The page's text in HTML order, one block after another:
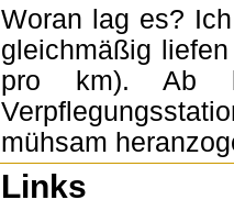
Woran lag es?
gleichmäßig
pro km). Ab
mühsam
Links